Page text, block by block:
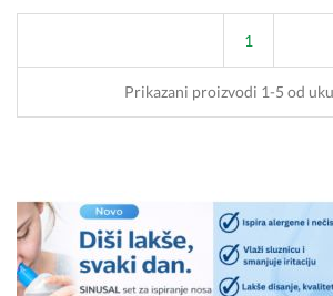
1
Prikazani proizvodi 1-5 od